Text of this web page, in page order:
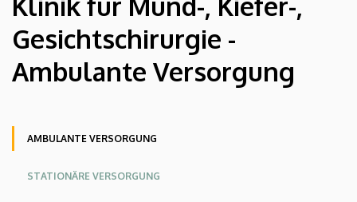
Ambulante
Versorgung
KLINIKZENTRUM
Gesichtschirurgie -
Ambulante Versorgung
Oldalmenü
Oldalmenü
Angol
Oldalmenü
Német
AMBULANTE VERSORGUNG
STATIONÄRE VERSORGUNG